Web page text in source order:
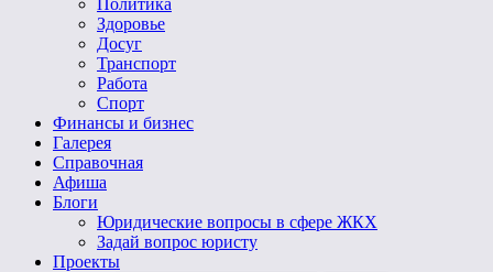
Политика
Здоровье
Досуг
Транспорт
Работа
Спорт
Финансы и бизнес
Галерея
Справочная
Афиша
Блоги
Юридические вопросы в сфере ЖКХ
Задай вопрос юристу
Проекты